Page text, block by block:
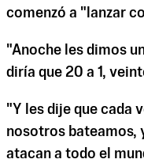
comenzó a "lanzar
"Anoche les dimos
diría que 20 a 1,
"Y les dije que cada
nosotros bateamos,
atacan a todo el